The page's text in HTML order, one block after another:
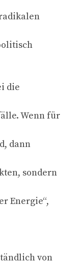
die
Wenn für
dann
sondern
Energie“,
von